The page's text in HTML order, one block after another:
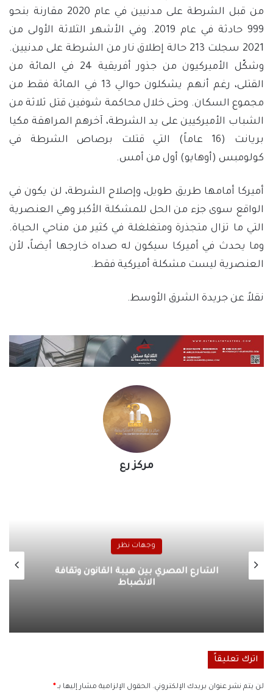
من قبل الشرطة على مدنيين في عام 2020 مقارنة بنحو
999 حادثة في عام 2019. وفي الأشهر الثلاثة الأولى من
2021 سجلت 213 حالة إطلاق نار من الشرطة على مدنيين.
وشكّل الأميركيون من جذور أفريقية 24 في المائة من
القتلى، رغم أنهم يشكلون حوالي 13 في المائة فقط من
مجموع السكان. وحتى خلال محاكمة شوفين قتل ثلاثة من
الشباب الأميركيين على يد الشرطة، آخرهم المراهقة مكيا
بريانت (16 عاماً) التي قتلت برصاص الشرطة في
كولومبس (أوهايو) أول من أمس.
أميركا أمامها طريق طويل، وإصلاح الشرطة، لن يكون في
الواقع سوى جزء من الحل للمشكلة الأكبر وهي العنصرية
التي ما تزال متجذرة ومتغلغلة في كثير من مناحي الحياة.
وما يحدث في أميركا سيكون له صداه خارجها أيضاً، لأن
العنصرية ليست مشكلة أميركية فقط.
نقلاً عن جريدة الشرق الأوسط.
مركز رع
وجهات نظر
الشارع المصري بين هيبة القانون وثقافة
الانضباط
اترك تعليقاً
لن يتم نشر عنوان بريدك الإلكتروني. الحقول الإلزامية مشار إليها بـ*